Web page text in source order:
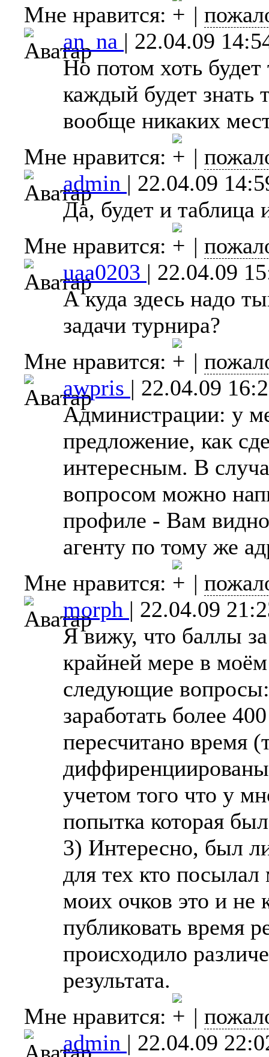
Мне нравится:
|
an_na | 22.04.09
Но потом хоть будет
каждый будет знать
вообще никаких
Мне нравится:
|
admin | 22.04.09
Да, будет и таблица
Мне нравится:
|
uaa0203 | 22.04.09
А куда здесь надо
задачи турнира?
Мне нравится:
|
awpris | 22.04.09
Администрации: у
предложение, как
интересным. В
вопросом можно
профиле - Вам
агенту по тому же
Мне нравится:
|
morph | 22.04.09
Я вижу, что баллы
крайней мере в
следующие
заработать более
пересчитано время
учетом того что у
попытка которая
3) Интересно, был
для тех кто
моих очков это и не
публиковать время
происходило
результата.
Мне нравится:
|
admin | 22.04.09